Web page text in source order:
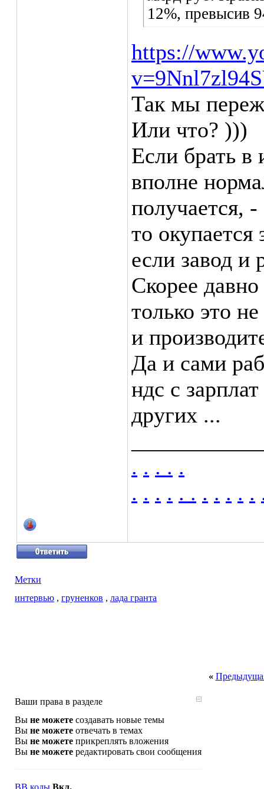
12%, превысив
https://
Так мы
Или что? )))
Если брать в
вполне
получается, -
то окупается
если завод и
Скорее
только это
и
Да и сами
ндс с
других ...
. . . . .
. . . . . . . . . . .
Метки
интервью , груненков , лада гранта
«
Ваши права в разделе
Вы не можете создавать новые темы
Вы не можете отвечать в темах
Вы не можете прикреплять вложения
Вы не можете редактировать свои сообщения
BB коды Вкл.